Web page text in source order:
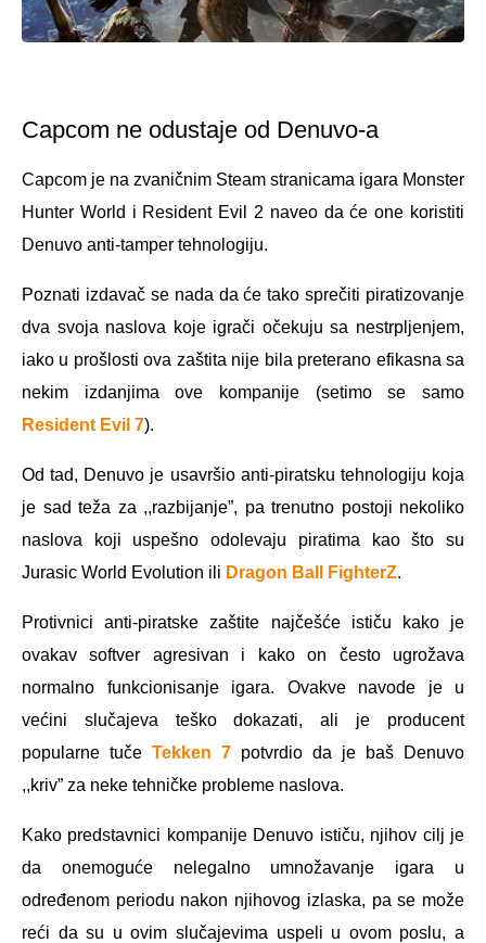
Capcom ne odustaje od Denuvo-a
Capcom je na zvaničnim Steam stranicama igara Monster
Hunter World i Resident Evil 2 naveo da će one koristiti
Denuvo anti-tamper tehnologiju.
Poznati izdavač se nada da će tako sprečiti piratizovanje
dva svoja naslova koje igrači očekuju sa nestrpljenjem,
iako u prošlosti ova zaštita nije bila preterano efikasna sa
nekim izdanjima ove kompanije (setimo se samo
Resident Evil 7).
Od tad, Denuvo je usavršio anti-piratsku tehnologiju koja
je sad teža za ,,razbijanje”, pa trenutno postoji nekoliko
naslova koji uspešno odolevaju piratima kao što su
Jurasic World Evolution ili Dragon Ball FighterZ.
Protivnici anti-piratske zaštite najčešće ističu kako je
ovakav softver agresivan i kako on često ugrožava
normalno funkcionisanje igara. Ovakve navode je u
većini slučajeva teško dokazati, ali je producent
popularne tuče Tekken 7 potvrdio da je baš Denuvo
,,kriv” za neke tehničke probleme naslova.
Kako predstavnici kompanije Denuvo ističu, njihov cilj je
da onemoguće nelegalno umnožavanje igara u
određenom periodu nakon njihovog izlaska, pa se može
reći da su u ovim slučajevima uspeli u ovom poslu, a